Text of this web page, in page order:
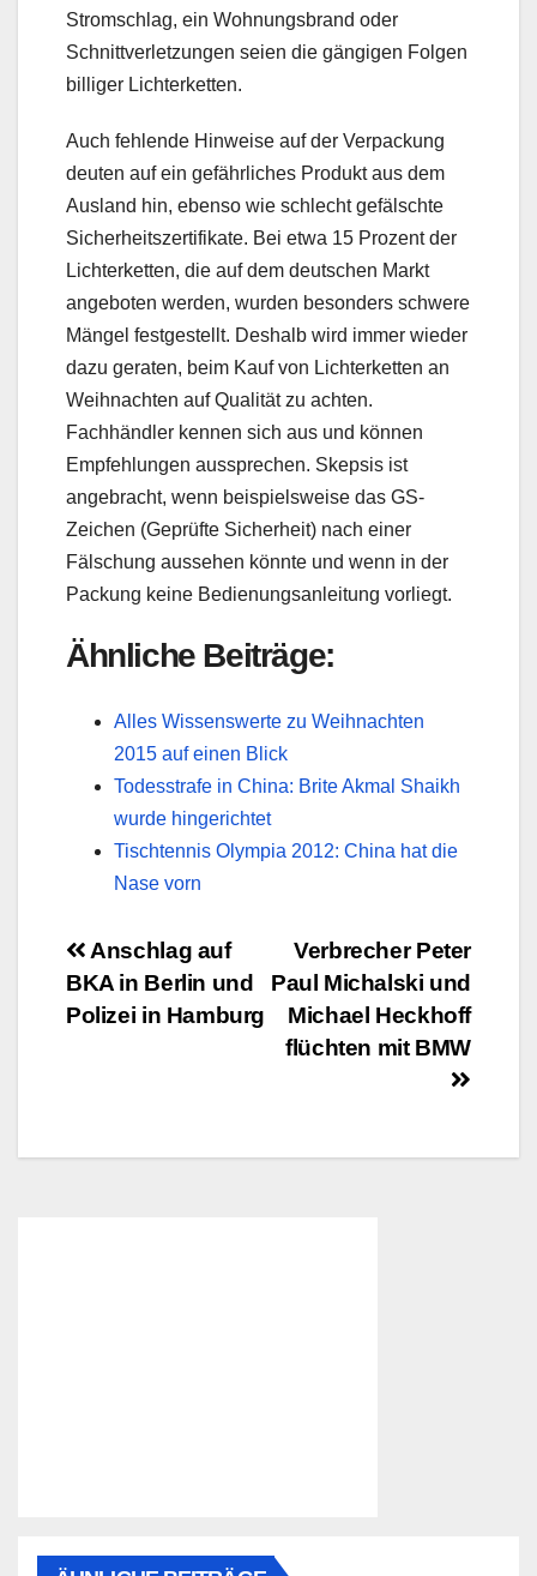
Stromschlag, ein Wohnungsbrand oder
Schnittverletzungen seien die gängigen Folgen
billiger Lichterketten.
Auch fehlende Hinweise auf der Verpackung
deuten auf ein gefährliches Produkt aus dem
Ausland hin, ebenso wie schlecht gefälschte
Sicherheitszertifikate. Bei etwa 15 Prozent der
Lichterketten, die auf dem deutschen Markt
angeboten werden, wurden besonders schwere
Mängel festgestellt. Deshalb wird immer wieder
dazu geraten, beim Kauf von Lichterketten an
Weihnachten auf Qualität zu achten.
Fachhändler kennen sich aus und können
Empfehlungen aussprechen. Skepsis ist
angebracht, wenn beispielsweise das GS-
Zeichen (Geprüfte Sicherheit) nach einer
Fälschung aussehen könnte und wenn in der
Packung keine Bedienungsanleitung vorliegt.
Ähnliche Beiträge:
Alles Wissenswerte zu Weihnachten
2015 auf einen Blick
Todesstrafe in China: Brite Akmal Shaikh
wurde hingerichtet
Tischtennis Olympia 2012: China hat die
Nase vorn
BeitragsnavigationVerbrecher Peter
Paul Michalski und
Michael Heckhoff
flüchten mit BMW
Anschlag auf
BKA in Berlin und
Polizei in Hamburg